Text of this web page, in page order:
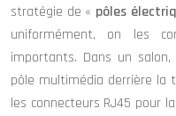
stratégie de « pôles
uniformément, on les
importants. Dans un
pôle multimédia derrière la
les connecteurs RJ45 pour